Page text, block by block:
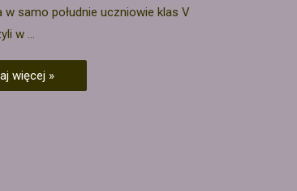
w samo południe uczniowie klas V
w …
więcej »